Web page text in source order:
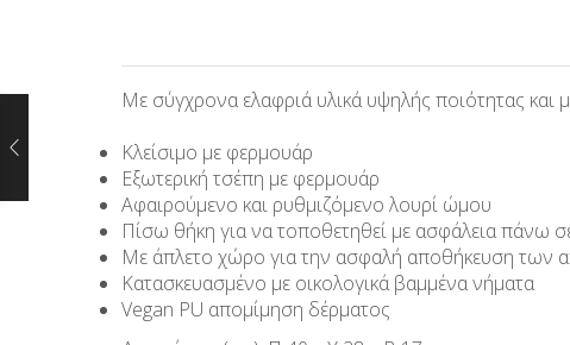
Με σύγχρονα ελαφριά υλικά υψηλής ποιότητας και
Κλείσιμο με φερμουάρ
Εξωτερική τσέπη με φερμουάρ
Αφαιρούμενο και ρυθμιζόμενο λουρί ώμου
Πίσω θήκη για να τοποθετηθεί με ασφάλεια πάνω
Με άπλετο χώρο για την ασφαλή αποθήκευση των
Κατασκευασμένο με οικολογικά βαμμένα νήματα
Vegan PU απομίμηση δέρματος